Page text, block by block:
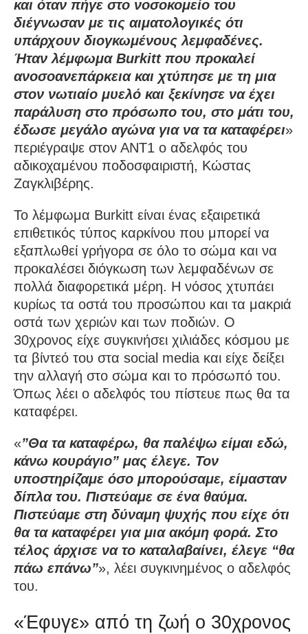
και όταν πήγε στο νοσοκομείο του
διέγνωσαν με τις αιματολογικές ότι
υπάρχουν διογκωμένους λεμφαδένες.
Ήταν λέμφωμα Burkitt που προκαλεί
ανοσοανεπάρκεια και χτύπησε με τη μια
στον νωτιαίο μυελό και ξεκίνησε να έχει
παράλυση στο πρόσωπο του, στο μάτι του,
έδωσε μεγάλο αγώνα για να τα καταφέρει»
περιέγραψε στον ΑΝΤ1 ο αδελφός του
αδικοχαμένου ποδοσφαιριστή, Κώστας
Ζαγκλιβέρης.
Το λέμφωμα Burkitt είναι ένας εξαιρετικά
επιθετικός τύπος καρκίνου που μπορεί να
εξαπλωθεί γρήγορα σε όλο το σώμα και να
προκαλέσει διόγκωση των λεμφαδένων σε
πολλά διαφορετικά μέρη. Η νόσος χτυπάει
κυρίως τα οστά του προσώπου και τα μακριά
οστά των χεριών και των ποδιών. Ο
30χρονος είχε συγκινήσει χιλιάδες κόσμου με
τα βίντεό του στα social media και είχε δείξει
την αλλαγή στο σώμα και το πρόσωπό του.
Όπως λέει ο αδελφός του πίστευε πως θα τα
καταφέρει.
«”Θα τα καταφέρω, θα παλέψω είμαι εδώ,
κάνω κουράγιο” μας έλεγε. Τον
υποστηρίζαμε όσο μπορούσαμε, είμασταν
δίπλα του. Πιστεύαμε σε ένα θαύμα.
Πιστεύαμε στη δύναμη ψυχής που είχε ότι
θα τα καταφέρει για μια ακόμη φορά. Στο
τέλος άρχισε να το καταλαβαίνει, έλεγε “θα
πάω επάνω”», λέει συγκινημένος ο αδελφός
του.
«Έφυγε» από τη ζωή ο 30χρονος